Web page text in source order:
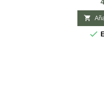
China, Coco

